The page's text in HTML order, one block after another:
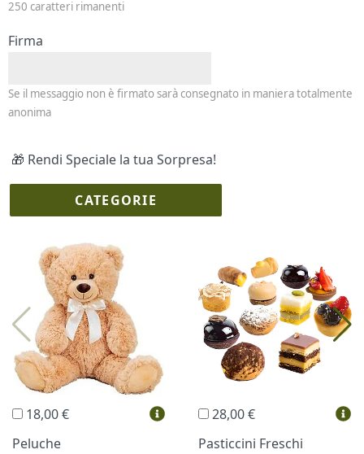
250 caratteri rimanenti
Firma
Se il messaggio non è firmato sarà consegnato in maniera totalmente
anonima
🎁 Rendi Speciale la tua Sorpresa!
CATEGORIE
I più scelti
Profumi Collane Lussoni®
Trudi® THUN®
Regali Personalizzati
18,00 €
Peluche
28,00 €
Pasticcini Freschi